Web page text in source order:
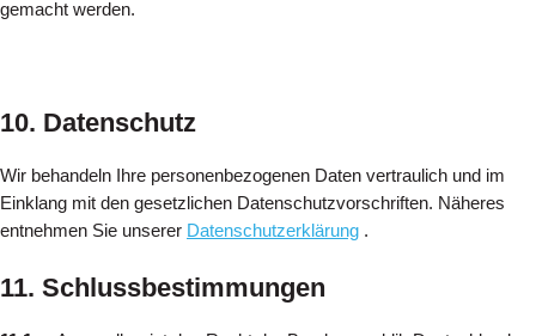
gemacht werden.
10. Datenschutz
Wir behandeln Ihre personenbezogenen Daten vertraulich und im
Einklang mit den gesetzlichen Datenschutzvorschriften. Näheres
entnehmen Sie unserer Datenschutzerklärung .
11. Schlussbestimmungen